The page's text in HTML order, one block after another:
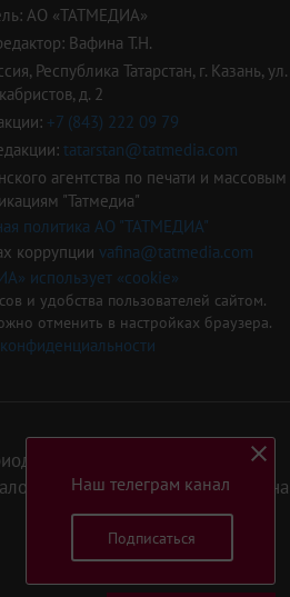
АО «ТАТМЕДИА»
Вафина Т.Н.
Республика Татарстан, г. Казань, ул.
д. 2
+7 (843) 222 09 79
tatarstan@tatmedia.com
агентства по печати и массовым
"Татмедиа"
политика АО "ТАТМЕДИА"
коррупции vafina@tatmedia.com
использует «cookie»
и удобства пользователей сайтом.
отменить в настройках браузера.
издание «Татарстан»
или их фрагментов ссылка на
Наш телеграм канал
Подписаться